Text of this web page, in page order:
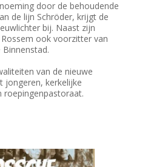
door de behoudende
de lijn Schröder, krijgt de
bij. Naast zijn
ook voorzitter van
van de nieuwe
jongeren, kerkelijke
roepingenpastoraat.